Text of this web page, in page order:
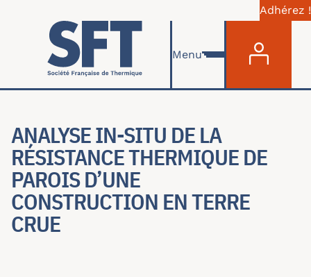
Aller au contenu principal
Adhérez !
Menu
ANALYSE IN-SITU DE LA
RÉSISTANCE THERMIQUE DE
PAROIS D’UNE
CONSTRUCTION EN TERRE
CRUE